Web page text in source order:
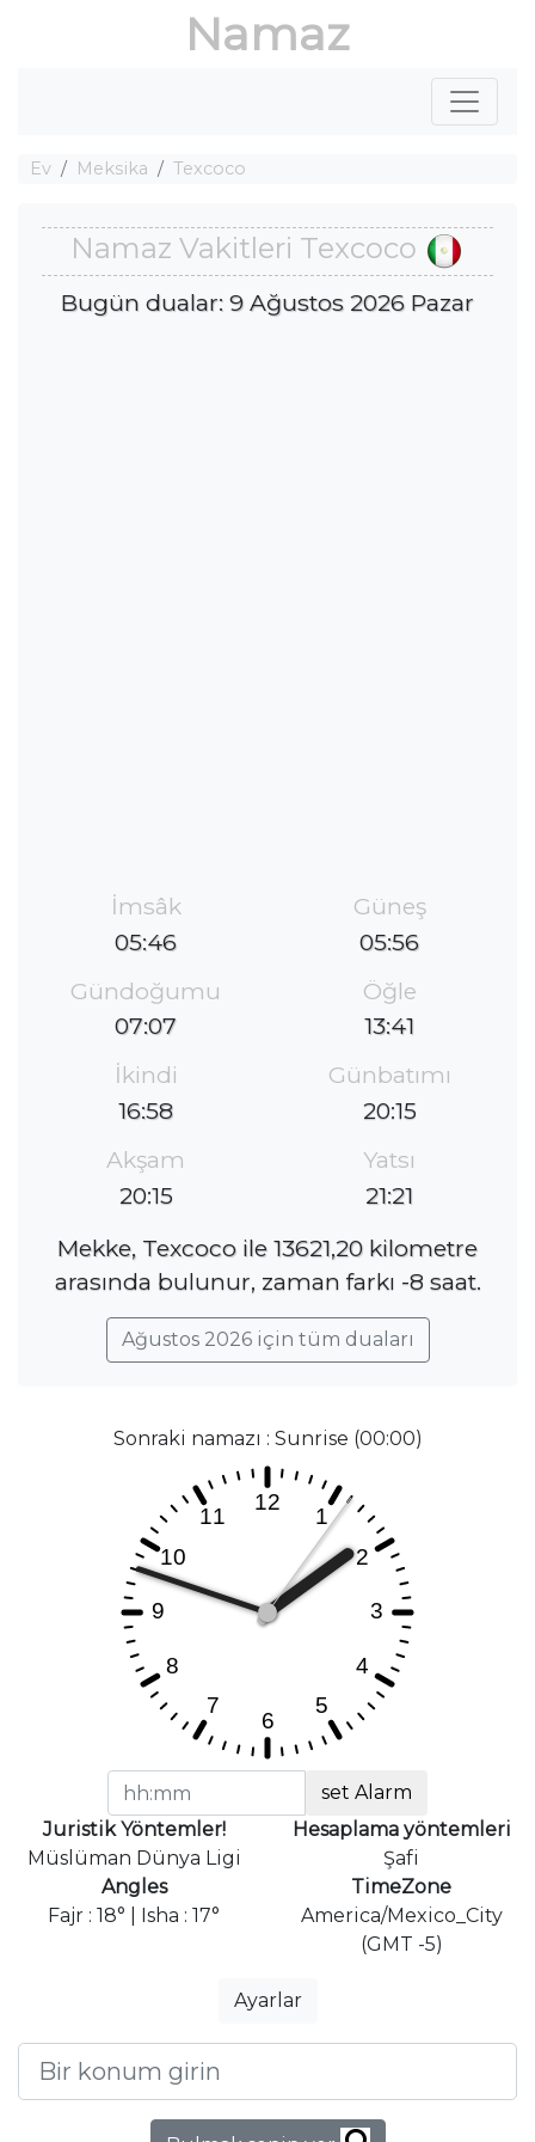
Namaz
Ev Meksika Texcoco
Namaz Vakitleri Texcoco
Bugün dualar: 9 Ağustos 2026 Pazar
İmsâk
05:46
Güneş
05:56
Gündoğumu
07:07
Öğle
13:41
İkindi
16:58
Günbatımı
20:15
Akşam
20:15
Yatsı
21:21
Mekke, Texcoco ile 13621,20 kilometre
arasında bulunur, zaman farkı -8 saat.
Ağustos 2026 için tüm duaları
Sonraki namazı : Sunrise (00:00)
set Alarm
Juristik Yöntemler!
Müslüman Dünya Ligi
Hesaplama yöntemleri
Şafi
Angles
Fajr : 18° | Isha : 17°
TimeZone
America/Mexico_City
(GMT -5)
Ayarlar